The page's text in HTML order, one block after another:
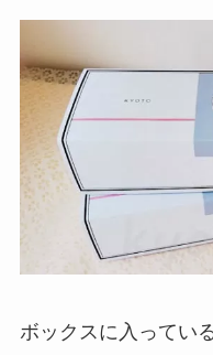
ボックスに入ってい